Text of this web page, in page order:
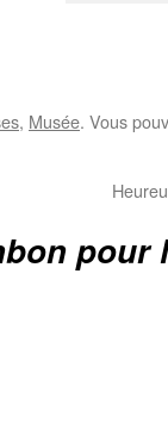
, Musée. Vous
pour